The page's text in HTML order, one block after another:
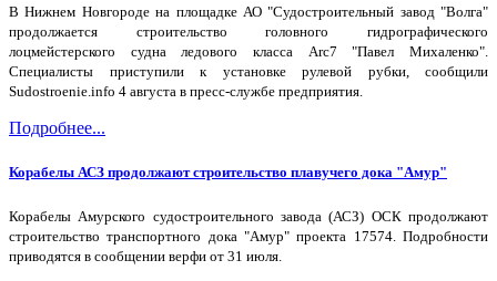
В Нижнем Новгороде на площадке АО "Судостроительный завод "Волга"
продолжается строительство головного гидрографического
лоцмейстерского судна ледового класса Arc7 "Павел Михаленко".
Специалисты приступили к установке рулевой рубки, сообщили
Sudostroenie.info 4 августа в пресс-службе предприятия.
Подробнее...
Корабелы АСЗ продолжают строительство плавучего дока "Амур"
Корабелы Амурского судостроительного завода (АСЗ) ОСК продолжают
строительство транспортного дока "Амур" проекта 17574. Подробности
приводятся в сообщении верфи от 31 июля.